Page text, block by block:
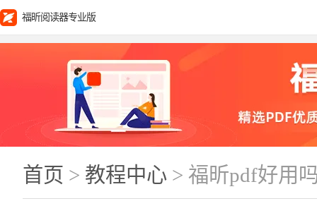
福昕阅读器专业版
首页 > 教程中心 > 福昕pdf好用